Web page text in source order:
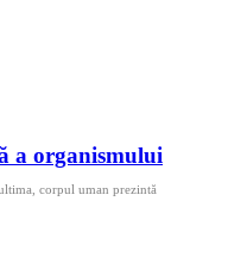
a organismului
corpul uman prezintă